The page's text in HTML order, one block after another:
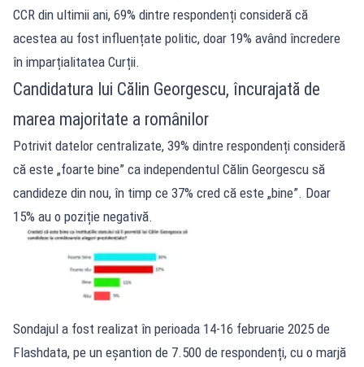
CCR din ultimii ani, 69% dintre respondenți consideră că
acestea au fost influențate politic, doar 19% având încredere
în imparțialitatea Curții.
Candidatura lui Călin Georgescu, încurajată de
marea majoritate a românilor
Potrivit datelor centralizate, 39% dintre respondenți consideră
că este „foarte bine” ca independentul Călin Georgescu să
candideze din nou, în timp ce 37% cred că este „bine”. Doar
15% au o poziție negativă.
Sondajul a fost realizat în perioada 14-16 februarie 2025 de
Flashdata, pe un eșantion de 7.500 de respondenți, cu o marjă